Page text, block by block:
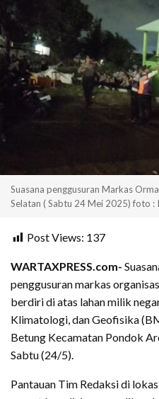
Suasana penggusuran Markas
Selatan ( Sabtu 24 Mei 2025) foto :
Post Views: 137
WARTAXPRESS.com-
penggusuran markas
berdiri di atas lahan milik
Klimatologi, dan Geofisika
Betung Kecamatan Pondok
Sabtu (24/5).
Pantauan Tim Redaksi di